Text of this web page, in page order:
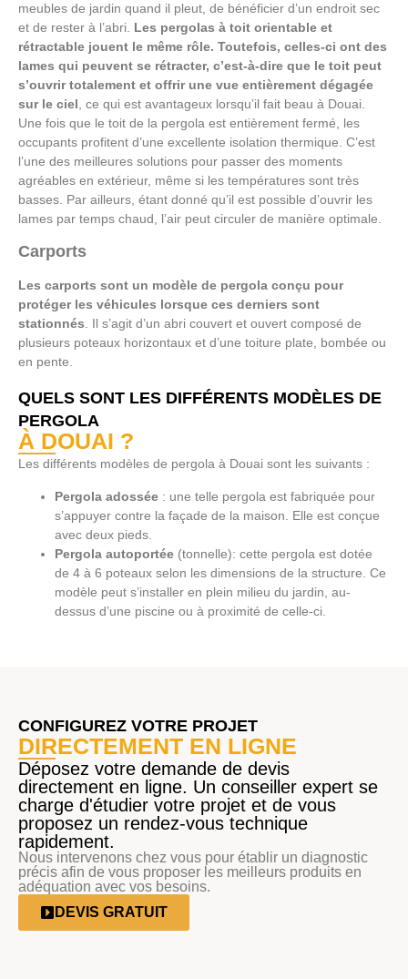
meubles de jardin quand il pleut, de bénéficier d’un endroit sec
et de rester à l’abri. Les pergolas à toit orientable et
rétractable jouent le même rôle. Toutefois, celles-ci ont des
lames qui peuvent se rétracter, c’est-à-dire que le toit peut
s’ouvrir totalement et offrir une vue entièrement dégagée
sur le ciel, ce qui est avantageux lorsqu’il fait beau à Douai.
Une fois que le toit de la pergola est entièrement fermé, les
occupants profitent d’une excellente isolation thermique. C’est
l’une des meilleures solutions pour passer des moments
agréables en extérieur, même si les températures sont très
basses. Par ailleurs, étant donné qu’il est possible d’ouvrir les
lames par temps chaud, l’air peut circuler de manière optimale.
Carports
Les carports sont un modèle de pergola conçu pour
protéger les véhicules lorsque ces derniers sont
stationnés . Il s’agit d’un abri couvert et ouvert composé de
plusieurs poteaux horizontaux et d’une toiture plate, bombée ou
en pente.
QUELS SONT LES DIFFÉRENTS MODÈLES DE
PERGOLA
À DOUAI ?
Les différents modèles de pergola à Douai sont les suivants :
Pergola adossée : une telle pergola est fabriquée pour
s’appuyer contre la façade de la maison. Elle est conçue
avec deux pieds.
Pergola autoportée (tonnelle): cette pergola est dotée
de 4 à 6 poteaux selon les dimensions de la structure. Ce
modèle peut s’installer en plein milieu du jardin, au-
dessus d’une piscine ou à proximité de celle-ci.
CONFIGUREZ VOTRE PROJET
DIRECTEMENT EN LIGNE
Déposez votre demande de devis
directement en ligne. Un conseiller expert se
charge d'étudier votre projet et de vous
proposez un rendez-vous technique
rapidement.
Nous intervenons chez vous pour établir un diagnostic
précis afin de vous proposer les meilleurs produits en
adéquation avec vos besoins.
DEVIS GRATUIT